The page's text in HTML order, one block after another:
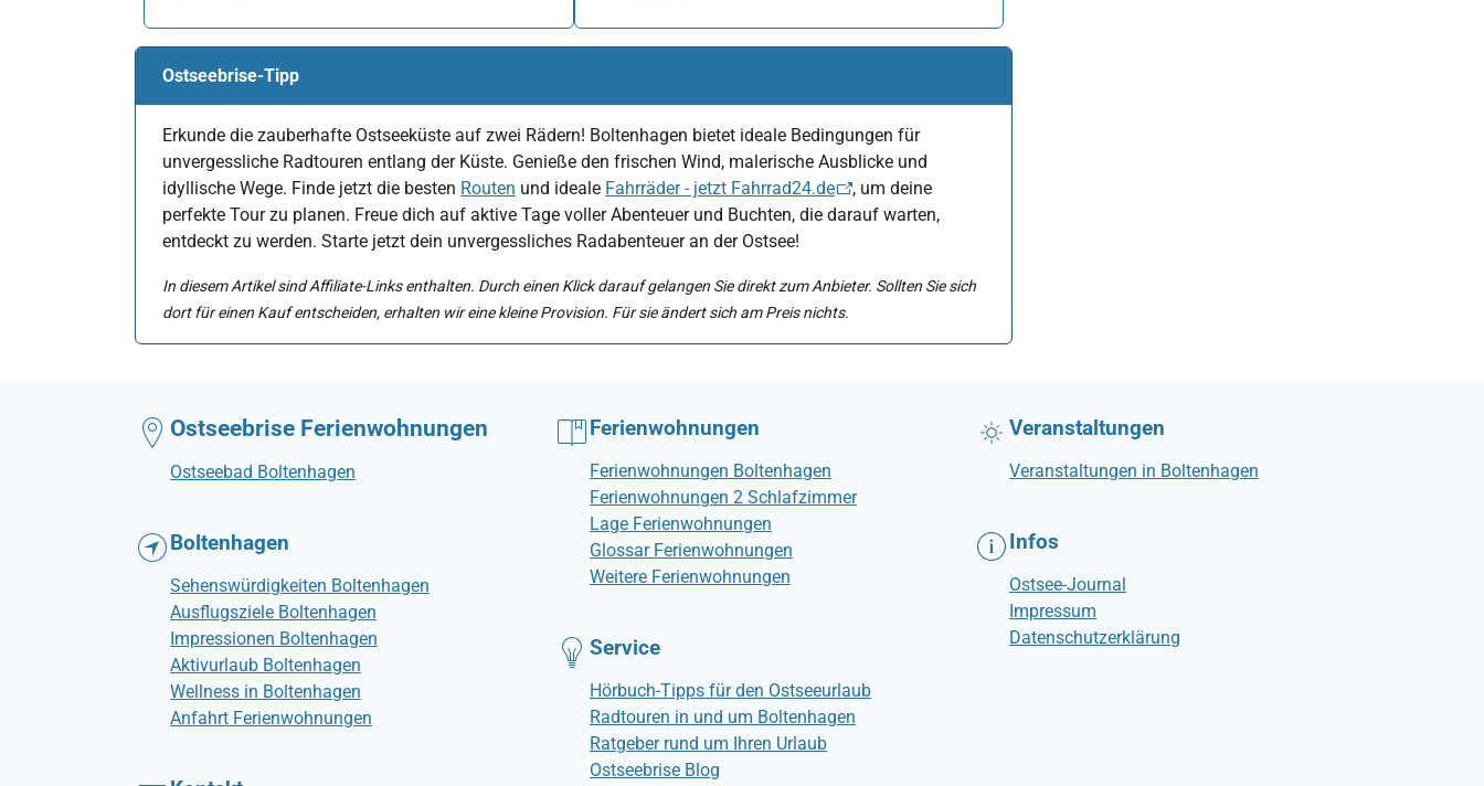
Ostseebrise-Tipp
Erkunde die zauberhafte Ostseeküste auf zwei Rädern! Boltenhagen bietet ideale Bedingungen für
unvergessliche Radtouren entlang der Küste. Genieße den frischen Wind, malerische Ausblicke und
idyllische Wege. Finde jetzt die besten Routen und ideale Fahrräder - jetzt Fahrrad24.de
, um deine
perfekte Tour zu planen. Freue dich auf aktive Tage voller Abenteuer und Buchten, die darauf warten,
entdeckt zu werden. Starte jetzt dein unvergessliches Radabenteuer an der Ostsee!
In diesem Artikel sind Affiliate-Links enthalten. Durch einen Klick darauf gelangen Sie direkt zum Anbieter. Sollten Sie sich
dort für einen Kauf entscheiden, erhalten wir eine kleine Provision. Für sie ändert sich am Preis nichts.
Ostseebrise Ferienwohnungen
Ostseebad Boltenhagen
Boltenhagen
Sehenswürdigkeiten Boltenhagen
Ausflugsziele Boltenhagen
Impressionen Boltenhagen
Aktivurlaub Boltenhagen
Wellness in Boltenhagen
Anfahrt Ferienwohnungen
Ferienwohnungen
Ferienwohnungen Boltenhagen
Ferienwohnungen 2 Schlafzimmer
Lage Ferienwohnungen
Glossar Ferienwohnungen
Weitere Ferienwohnungen
Service
Hörbuch-Tipps für den Ostseeurlaub
Radtouren in und um Boltenhagen
Ratgeber rund um Ihren Urlaub
Ostseebrise Blog
Veranstaltungen
Veranstaltungen in Boltenhagen
Infos
Ostsee-Journal
Impressum
Datenschutzerklärung